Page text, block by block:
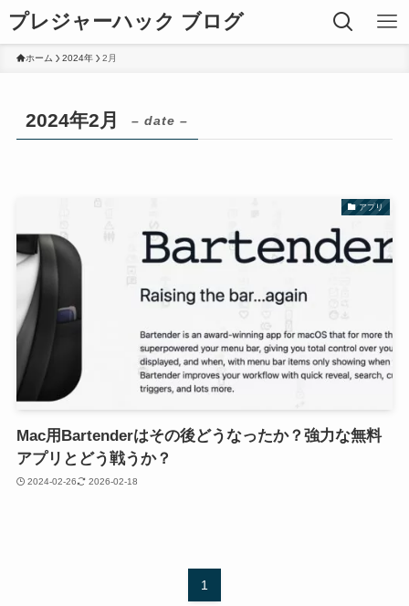
プレジャーハック ブログ
ホーム 2024年 2月
2024年2月 – date –
アプリ
Mac用Bartenderはその後どうなったか？強力な無料
アプリとどう戦うか？
2024-02-26 2026-02-18
1